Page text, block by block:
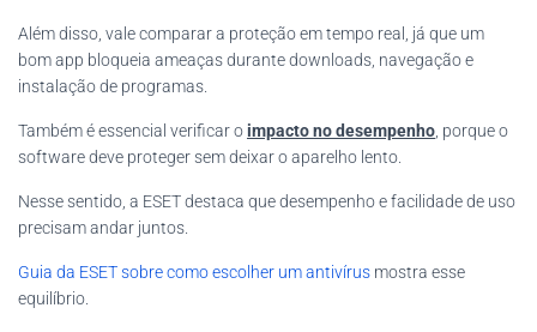
Além disso, vale comparar a proteção em tempo real, já que um
bom app bloqueia ameaças durante downloads, navegação e
instalação de programas.
Também é essencial verificar oimpacto no desempenho , porque o
software deve proteger sem deixar o aparelho lento.
Nesse sentido, a ESET destaca que desempenho e facilidade de uso
precisam andar juntos.
Guia da ESET sobre como escolher um antivírus mostra esse
equilíbrio.